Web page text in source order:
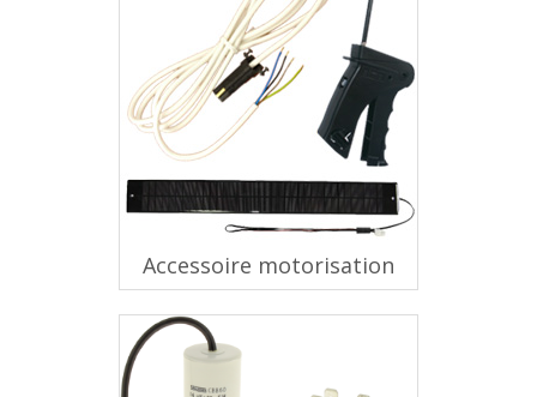
Accessoire motorisation